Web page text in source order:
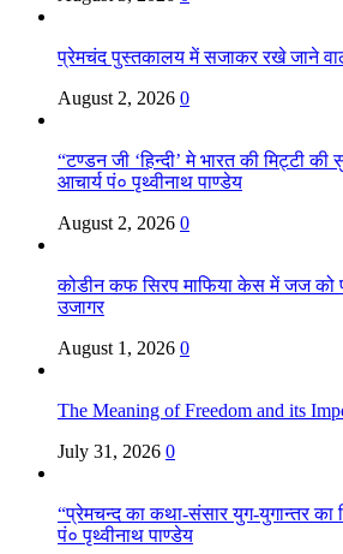
प्रेमचंद पुस्तकालय में सजाकर रखे जाने
August 2, 2026 0
“टण्डन जी ‘हिन्दी’ मे भारत की मिट्टी
आचार्य पं० पृथ्वीनाथ पाण्डेय
August 2, 2026 0
कोडीन कफ सिरप माफिया केस में जज को
उजागर
August 1, 2026 0
The Meaning of Freedom and its
July 31, 2026 0
“प्रेमचन्द का कथा-संसार युग-युगान्तर का
पं० पृथ्वीनाथ पाण्डेय